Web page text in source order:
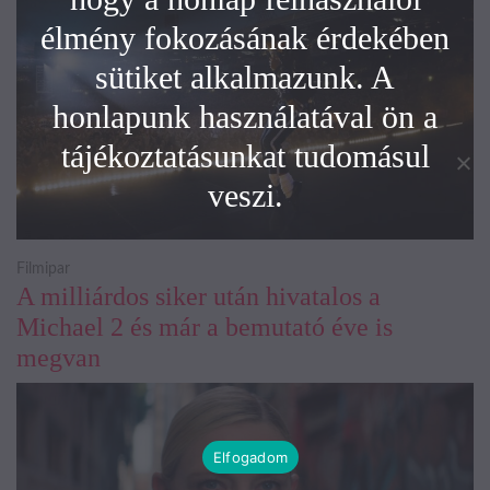
A milliárdos siker után hivatalos a
Michael 2 és már a bemutató éve is
megvan
Filmipar
élmény fokozásának érdekében
sütiket alkalmazunk. A
honlapunk használatával ön a
tájékoztatásunkat tudomásul
veszi.
Elfogadom